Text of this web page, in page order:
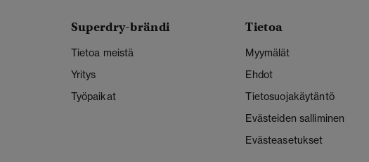
Superdry-brändi
Tietoa meistä
Yritys
Työpaikat
Tietoa
Myymälät
Ehdot
Tietosuojakäytäntö
Evästeiden salliminen
Evästeasetukset